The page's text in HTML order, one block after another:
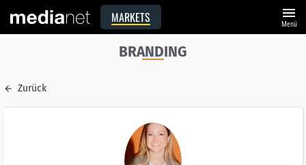
MARKETS menu
Menü
BRANDING
Zurück